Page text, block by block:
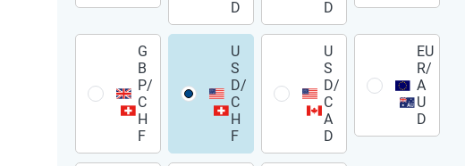
D
D
G
B
P/
C
H
F
U
S
D/
C
H
F
U
S
D/
C
A
D
EU
R/
A
U
D